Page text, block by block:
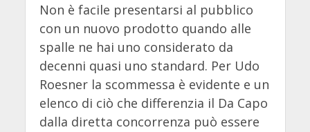
Non è facile presentarsi al pubblico
con un nuovo prodotto quando alle
spalle ne hai uno considerato da
decenni quasi uno standard. Per Udo
Roesner la scommessa è evidente e un
elenco di ciò che differenzia il Da Capo
dalla diretta concorrenza può essere